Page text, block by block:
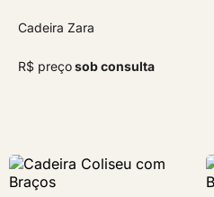
Cadeira Zara
R$ preçosob consulta